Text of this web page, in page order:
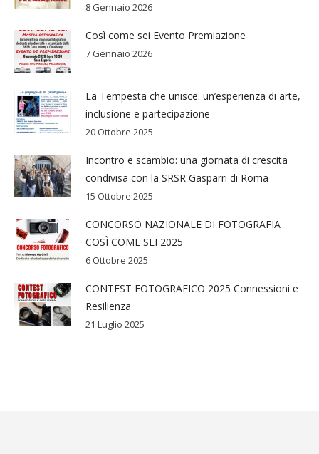
8 Gennaio 2026
Così come sei Evento Premiazione
7 Gennaio 2026
La Tempesta che unisce: un’esperienza di arte,
inclusione e partecipazione
20 Ottobre 2025
Incontro e scambio: una giornata di crescita
condivisa con la SRSR Gasparri di Roma
15 Ottobre 2025
CONCORSO NAZIONALE DI FOTOGRAFIA
COSÌ COME SEI 2025
6 Ottobre 2025
CONTEST FOTOGRAFICO 2025 Connessioni e
Resilienza
21 Luglio 2025